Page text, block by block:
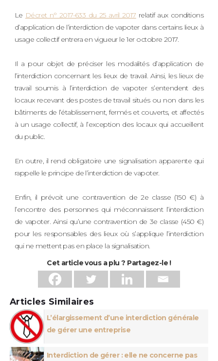
Le Décret n° 2017-633 du 25 avril 2017 relatif aux conditions
d’application de l’interdiction de vapoter dans certains lieux à
usage collectif entrera en vigueur le 1er octobre 2017.
Il a pour objet de préciser les modalités d’application de
l’interdiction concernant les lieux de travail. Ainsi, les lieux de
travail soumis à l’interdiction de vapoter s’entendent des
locaux recevant des postes de travail situés ou non dans les
bâtiments de l’établissement, fermés et couverts, et affectés
à un usage collectif, à l’exception des locaux qui accueillent
du public.
En outre, il rend obligatoire une signalisation apparente qui
rappelle le principe de l’interdiction de vapoter.
Enfin, il prévoit une contravention de 2e classe (150 €) à
l’encontre des personnes qui méconnaissent l’interdiction
de vapoter. Ainsi qu’une contravention de 3e classe (450 €)
pour les responsables des lieux où s’applique l’interdiction
qui ne mettent pas en place la signalisation.
Cet article vous a plu ? Partagez-le !
Articles Similaires
L’élargissement d’une interdiction générale
de gérer une entreprise
Interdiction de gérer : elle ne concerne pas